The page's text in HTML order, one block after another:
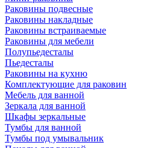
Раковины подвесные
Раковины накладные
Раковины встраиваемые
Раковины для мебели
Полупьедесталы
Пьедесталы
Раковины на кухню
Комплектующие для раковин
Мебель для ванной
Зеркала для ванной
Шкафы зеркальные
Тумбы для ванной
Тумбы под умывальник